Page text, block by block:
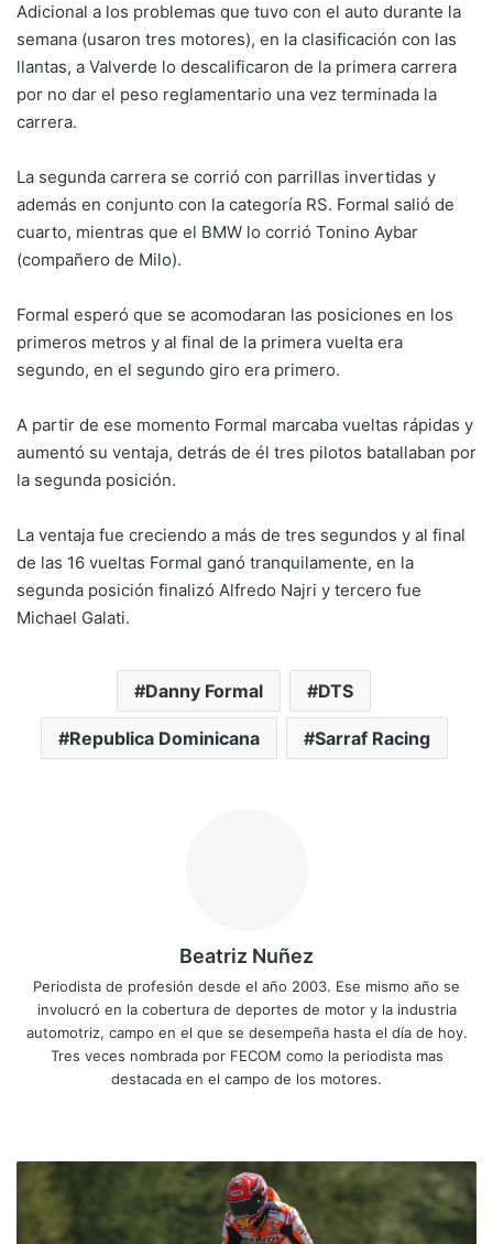
Adicional a los problemas que tuvo con el auto durante la
semana (usaron tres motores), en la clasificación con las
llantas, a Valverde lo descalificaron de la primera carrera
por no dar el peso reglamentario una vez terminada la
carrera.
La segunda carrera se corrió con parrillas invertidas y
además en conjunto con la categoría RS. Formal salió de
cuarto, mientras que el BMW lo corrió Tonino Aybar
(compañero de Milo).
Formal esperó que se acomodaran las posiciones en los
primeros metros y al final de la primera vuelta era
segundo, en el segundo giro era primero.
A partir de ese momento Formal marcaba vueltas rápidas y
aumentó su ventaja, detrás de él tres pilotos batallaban por
la segunda posición.
La ventaja fue creciendo a más de tres segundos y al final
de las 16 vueltas Formal ganó tranquilamente, en la
segunda posición finalizó Alfredo Najri y tercero fue
Michael Galati.
Danny Formal DTS
Republica Dominicana Sarraf Racing
Beatriz Nuñez
Periodista de profesión desde el año 2003. Ese mismo año se
involucró en la cobertura de deportes de motor y la industria
automotriz, campo en el que se desempeña hasta el día de hoy.
Tres veces nombrada por FECOM como la periodista mas
destacada en el campo de los motores.
we
b
bo
ok
ub
ra
m